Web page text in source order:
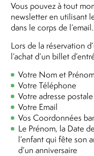
Vous pouvez à tout
newsletter en utilisant
dans le corps de l’email.
Lors de la réservation
l’achat d’un billet
Votre Nom et
Votre Téléphone
Votre adresse postale
Votre Email
Vos Coordonnées
Le Prénom, la Date
l’enfant qui fête son
d’un anniversaire